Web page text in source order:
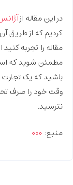
در این مقاله از
کردیم که از طریق
مقاله را تجربه
مطمئن شوید که
باشید که یک تجارت
وقت خود را صرف
نترسید.
منبع:
۰۰۰